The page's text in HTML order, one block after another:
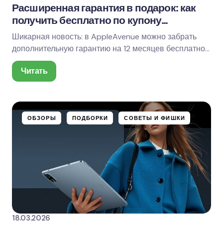
Расширенная гарантия в подарок: как
получить бесплатно по купону
WARRANTY
Шикарная новость: в AppleAvenue можно забрать
дополнительную гарантию на 12 месяцев бесплатно
— по купону WARRANTY. Схема простая, но есть…
Читать
ОБЗОРЫ ПОДБОРКИ СОВЕТЫ И ФИШКИ
18.03.2026